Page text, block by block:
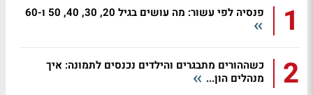
1 פנסיה לפי עשור: מה עושים בגיל 20, 30, 40, 50 ו-60
2
כשההורים מתבגרים והילדים נכנסים לתמונה: איך
מנהלים הון...